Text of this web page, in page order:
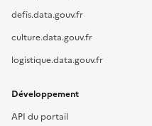
defis.data.gouv.fr
culture.data.gouv.fr
logistique.data.gouv.fr
Développement
API du portail